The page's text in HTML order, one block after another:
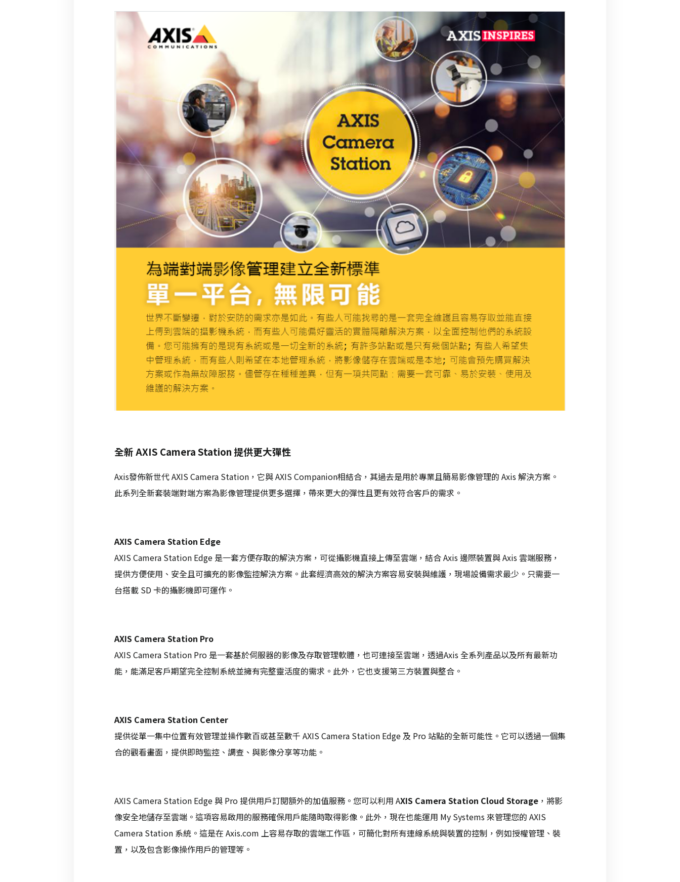
全新 AXIS Camera Station 提供更大彈性
Axis發佈新世代 AXIS Camera Station，它與 AXIS Companion相結合，其過去是用於專業且簡易影像管理的 Axis 解決方案。
此系列全新套裝端對端方案為影像管理提供更多選擇，帶來更大的彈性且更有效符合客戶的需求。
AXIS Camera Station Edge
AXIS Camera Station Edge 是一套方便存取的解決方案，可從攝影機直接上傳至雲端，結合 Axis 邊際裝置與 Axis 雲端服務，
提供方便使用、安全且可擴充的影像監控解決方案。此套經濟高效的解決方案容易安裝與維護，現場設備需求最少。只需要一
台搭載 SD 卡的攝影機即可運作。
AXIS Camera Station Pro
AXIS Camera Station Pro 是一套基於伺服器的影像及存取管理軟體，也可連接至雲端，透過Axis 全系列產品以及所有最新功
能，能滿足客戶期望完全控制系統並擁有完整靈活度的需求。此外，它也支援第三方裝置與整合。
AXIS Camera Station Center
提供從單一集中位置有效管理並操作數百或甚至數千 AXIS Camera Station Edge 及 Pro 站點的全新可能性。它可以透過一個集
合的觀看畫面，提供即時監控、調查、與影像分享等功能。
AXIS Camera Station Edge 與 Pro 提供用戶訂閱額外的加值服務。您可以利用 AXIS Camera Station Cloud Storage ，將影
像安全地儲存至雲端。這項容易啟用的服務確保用戶能隨時取得影像。此外，現在也能運用 My Systems 來管理您的 AXIS
Camera Station 系統。這是在 Axis.com 上容易存取的雲端工作區，可簡化對所有連線系統與裝置的控制，例如授權管理、裝
置，以及包含影像操作用戶的管理等。